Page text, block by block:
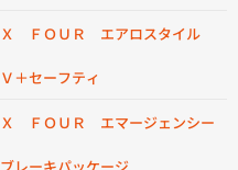
Ｘ ＦＯＵＲ エアロスタイル
Ｖ＋セーフティ
Ｘ ＦＯＵＲ エマージェンシー